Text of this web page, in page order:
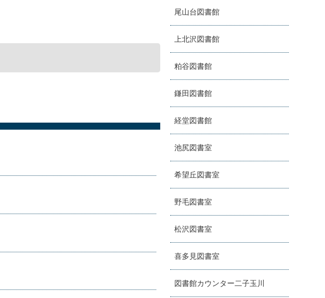
尾山台図書館
上北沢図書館
粕谷図書館
鎌田図書館
経堂図書館
池尻図書室
希望丘図書室
野毛図書室
松沢図書室
喜多見図書室
図書館カウンター二子玉川